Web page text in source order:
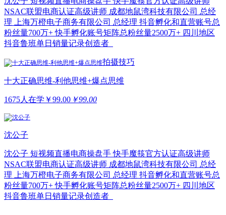
NSAC联盟电商认证高级讲师 成都地鼠湾科技有限公司 总经
理 上海万橙电子商务有限公司 总经理 抖音孵化和直营账号总
粉丝量700万+ 快手孵化账号矩阵总粉丝量2500万+ 四川地区
抖音鲁班单日销量记录创造者
拍摄技巧
十大正确思维-利他思维+爆点思维
1675人在学 ￥99.00 ￥99.00
沈公子
沈公子 短视频直播电商操盘手 快手魔筷官方认证高级讲师
NSAC联盟电商认证高级讲师 成都地鼠湾科技有限公司 总经
理 上海万橙电子商务有限公司 总经理 抖音孵化和直营账号总
粉丝量700万+ 快手孵化账号矩阵总粉丝量2500万+ 四川地区
抖音鲁班单日销量记录创造者